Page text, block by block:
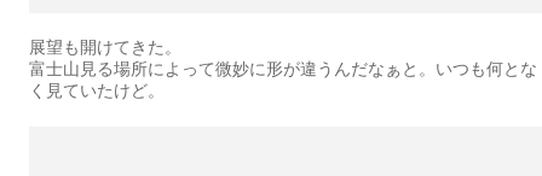
展望も開けてきた。
富士山見る場所によって微妙に形が違うんだなぁと。いつも何とな
く見ていたけど。